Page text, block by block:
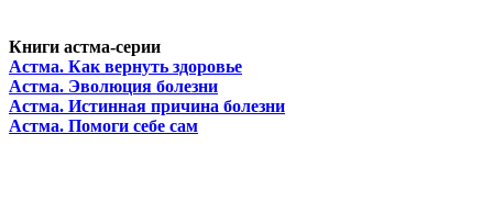
Книги астма-серии
Астма. Как вернуть здоровье
Астма. Эволюция болезни
Астма. Истинная причина болезни
Астма. Помоги себе сам